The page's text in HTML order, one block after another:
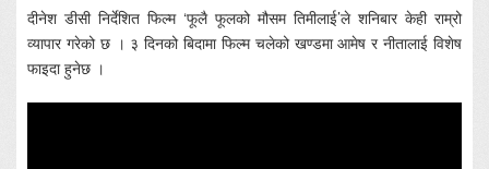
दीनेश डीसी निर्देशित फिल्म ‘फूलै फूलको मौसम तिमीलाई’ले शनिबार केही राम्रो
व्यापार गरेको छ । ३ दिनको बिदामा फिल्म चलेको खण्डमा आमेष र नीतालाई विशेष
फाइदा हुनेछ ।